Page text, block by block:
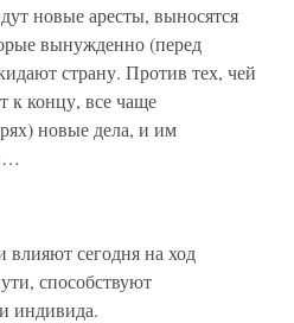
новые аресты, выносятся
вынужденно (перед
страну. Против тех, чей
к концу, все чаще
новые дела, и им
сегодня на ход
способствуют
индивида.